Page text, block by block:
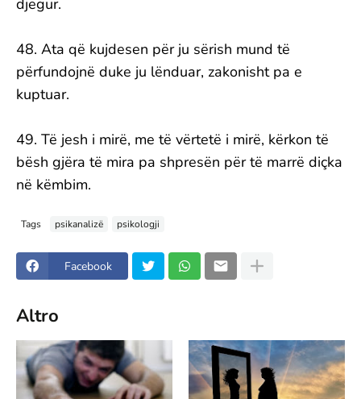
djegur.
48. Ata që kujdesen për ju sërish mund të
përfundojnë duke ju lënduar, zakonisht pa e
kuptuar.
49. Të jesh i mirë, me të vërtetë i mirë, kërkon të
bësh gjëra të mira pa shpresën për të marrë diçka
në këmbim.
Tags psikanalizë psikologji
Facebook
Altro